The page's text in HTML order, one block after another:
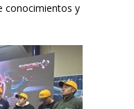
conocimientos y